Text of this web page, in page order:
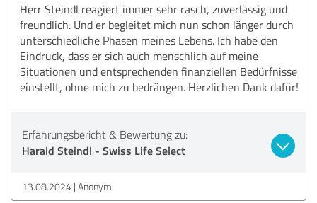
Herr Steindl reagiert immer sehr rasch, zuverlässig und
freundlich. Und er begleitet mich nun schon länger durch
unterschiedliche Phasen meines Lebens. Ich habe den
Eindruck, dass er sich auch menschlich auf meine
Situationen und entsprechenden finanziellen Bedürfnisse
einstellt, ohne mich zu bedrängen. Herzlichen Dank dafür!
Erfahrungsbericht & Bewertung zu:
Harald Steindl - Swiss Life Select
13.08.2024 Anonym